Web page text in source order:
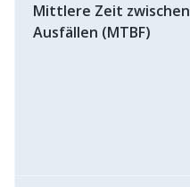
Mittlere Zeit zwischen
Ausfällen (MTBF)